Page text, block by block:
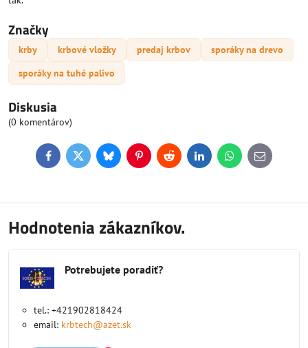
Značky
krby krbové vložky predaj krbov
sporáky na drevo
sporáky na tuhé palivo
Diskusia
(0 komentárov)
FacebookTwitterBlueskyPinterestReddit LinkedInWhatsApp
E-
mail
Hodnotenia zákazníkov.
Potrebujete poradiť?
tel.: +421902818424
email: krbtech@azet.sk